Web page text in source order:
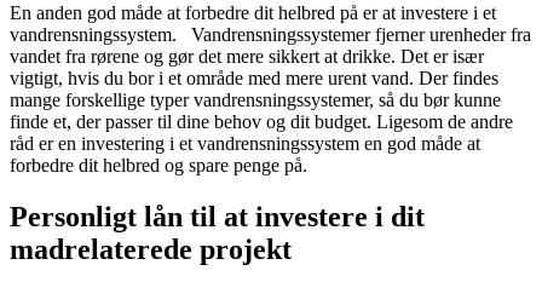
En anden god måde at forbedre dit helbred på er at investere i et
vandrensningssystem. Vandrensningssystemer fjerner urenheder fra
vandet fra rørene og gør det mere sikkert at drikke. Det er især
vigtigt, hvis du bor i et område med mere urent vand. Der findes
mange forskellige typer vandrensningssystemer, så du bør kunne
finde et, der passer til dine behov og dit budget. Ligesom de andre
råd er en investering i et vandrensningssystem en god måde at
forbedre dit helbred og spare penge på.
Personligt lån til at investere i dit
madrelaterede projekt